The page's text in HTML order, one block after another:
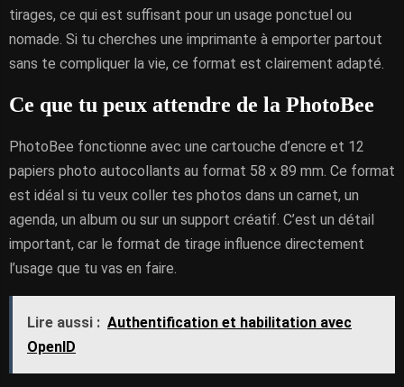
tirages, ce qui est suffisant pour un usage ponctuel ou
nomade. Si tu cherches une imprimante à emporter partout
sans te compliquer la vie, ce format est clairement adapté.
Ce que tu peux attendre de la PhotoBee
PhotoBee fonctionne avec une cartouche d’encre et 12
papiers photo autocollants au format 58 x 89 mm. Ce format
est idéal si tu veux coller tes photos dans un carnet, un
agenda, un album ou sur un support créatif. C’est un détail
important, car le format de tirage influence directement
l’usage que tu vas en faire.
Lire aussi : Authentification et habilitation avec
OpenID